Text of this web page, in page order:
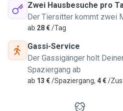
Zwei Hausbesuche pro
Der Tiersitter kommt zwei
ab 28 €/Tag
Gassi-Service
Der Gassigänger holt
Spaziergang ab
ab 13 €/Spaziergang, 4 €/